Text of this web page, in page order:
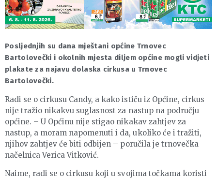
Posljednjih su dana mještani općine Trnovec
Bartolovečki i okolnih mjesta diljem općine mogli vidjeti
plakate za najavu dolaska cirkusa u Trnovec
Bartolovečki.
Radi se o cirkusu Candy, a kako ističu iz Općine, cirkus
nije tražio nikakvu suglasnost za nastup na području
općine. – U Općinu nije stigao nikakav zahtjev za
nastup, a moram napomenuti i da, ukoliko će i tražiti,
njihov zahtjev će biti odbijen – poručila je trnovečka
načelnica Verica Vitković.
Naime, radi se o cirkusu koji u svojima točkama koristi